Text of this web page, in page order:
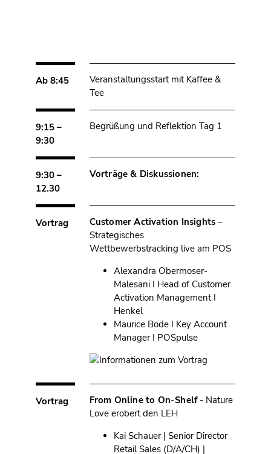
Ab 8:45
Veranstaltungsstart mit Kaffee &
Tee
9:15 –
9:30
Begrüßung und Reflektion Tag 1
9:30 –
12.30
Vorträge & Diskussionen:
Vortrag Customer Activation Insights–
Strategisches
Wettbewerbstracking live am POS
Alexandra Obermoser-
Malesani I Head of Customer
Activation Management I
Henkel
Maurice Bode I Key Account
Manager I POSpulse
Vortrag From Online to On-Shelf- Nature
Love erobert den LEH
Kai Schauer | Senior Director
Retail Sales (D/A/CH) |